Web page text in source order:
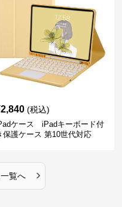
2,840 (税込)
ケース iPadキーボード付
保護ケース 第10世代対応
覧へ ›